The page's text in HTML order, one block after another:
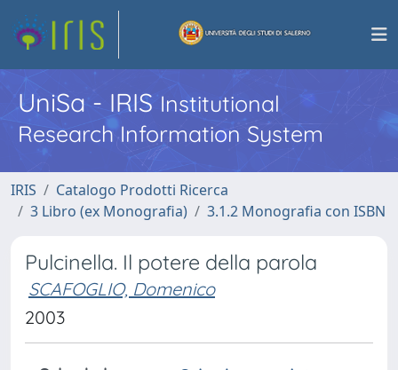
UniSa - IRISInstitutional
Research Information System
IRIS
Catalogo Prodotti Ricerca
3 Libro (ex Monografia)
3.1.2 Monografia con ISBN
Pulcinella. Il potere della parola
SCAFOGLIO, Domenico
2003